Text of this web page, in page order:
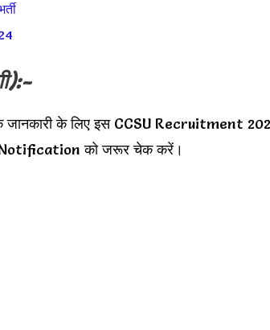
जानकारी के लिए इस CCSU Recruitment
को जरूर चेक करें।